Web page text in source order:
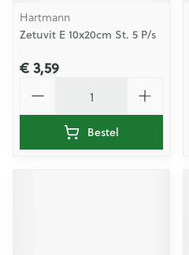
Hartmann
Zetuvit E 10x20cm St. 5 P/s
€ 3,59
Bestel